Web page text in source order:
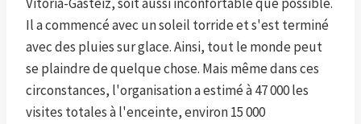
Il a commencé avec un soleil torride et s'est terminé
avec des pluies sur glace. Ainsi, tout le monde peut
se plaindre de quelque chose. Mais même dans ces
circonstances, l'organisation a estimé à 47 000 les
visites totales à l'enceinte, environ 15 000